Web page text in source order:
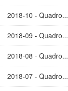
2018-10 - Quadro...
2018-09 - Quadro...
2018-08 - Quadro...
2018-07 - Quadro...